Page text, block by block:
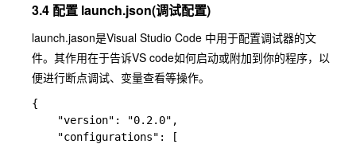
3.4 配置 launch.json(调试配置)
launch.jason是Visual Studio Code 中用于配置调试器的文
件。其作用在于告诉VS code如何启动或附加到你的程序，以
便进行断点调试、变量查看等操作。
{
    "version": "0.2.0",
    "configurations": [